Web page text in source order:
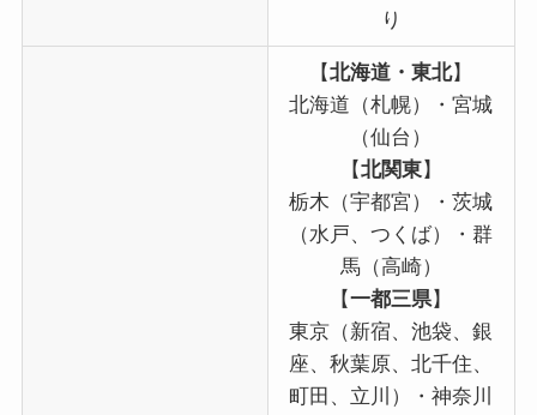
り
【北海道・東北】
北海道（札幌）・宮城
（仙台）
【北関東】
栃木（宇都宮）・茨城
（水戸、つくば）・群
馬（高崎）
【一都三県】
東京（新宿、池袋、銀
座、秋葉原、北千住、
町田、立川）・神奈川